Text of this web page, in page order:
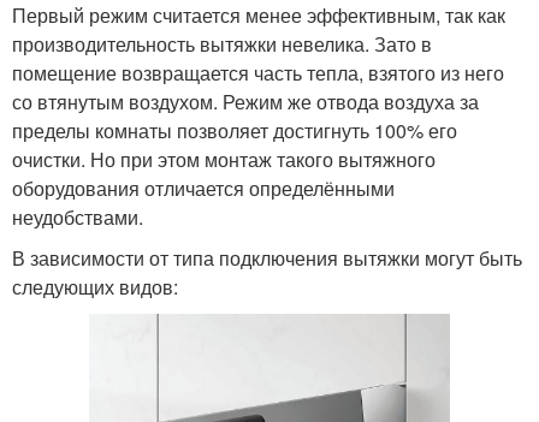
Первый режим считается менее эффективным, так как
производительность вытяжки невелика. Зато в
помещение возвращается часть тепла, взятого из него
со втянутым воздухом. Режим же отвода воздуха за
пределы комнаты позволяет достигнуть 100% его
очистки. Но при этом монтаж такого вытяжного
оборудования отличается определёнными
неудобствами.
В зависимости от типа подключения вытяжки могут быть
следующих видов: